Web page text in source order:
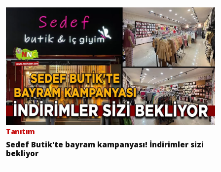
Tanıtım
Sedef Butik'te bayram kampanyası! İndirimler sizi
bekliyor